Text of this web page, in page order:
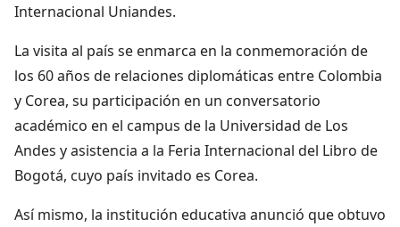
Internacional Uniandes.
La visita al país se enmarca en la conmemoración de
los 60 años de relaciones diplomáticas entre Colombia
y Corea, su participación en un conversatorio
académico en el campus de la Universidad de Los
Andes y asistencia a la Feria Internacional del Libro de
Bogotá, cuyo país invitado es Corea.
Así mismo, la institución educativa anunció que obtuvo